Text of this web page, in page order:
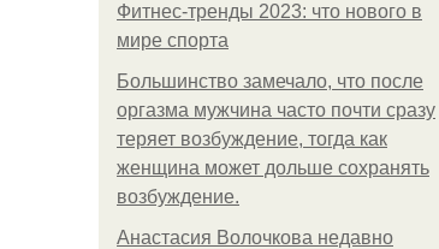
Фитнес-тренды 2023: что нового в
мире спорта
Большинство замечало, что после
оргазма мужчина часто почти сразу
теряет возбуждение, тогда как
женщина может дольше сохранять
возбуждение.
Анастасия Волочкова недавно